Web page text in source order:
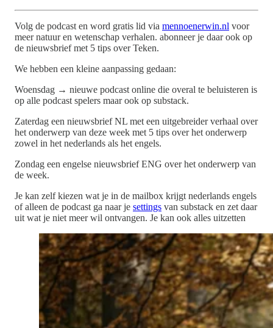
Volg de podcast en word gratis lid via mennoenerwin.nl voor
meer natuur en wetenschap verhalen. abonneer je daar ook op
de nieuwsbrief met 5 tips over Teken.
We hebben een kleine aanpassing gedaan:
Woensdag → nieuwe podcast online die overal te beluisteren is
op alle podcast spelers maar ook op substack.
Zaterdag een nieuwsbrief NL met een uitgebreider verhaal over
het onderwerp van deze week met 5 tips over het onderwerp
zowel in het nederlands als het engels.
Zondag een engelse nieuwsbrief ENG over het onderwerp van
de week.
Je kan zelf kiezen wat je in de mailbox krijgt nederlands engels
of alleen de podcast ga naar je settings van substack en zet daar
uit wat je niet meer wil ontvangen. Je kan ook alles uitzetten